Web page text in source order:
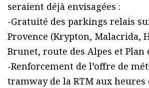
seraient déjà envisagées :
-Gratuité des parkings relais
Provence (Krypton, Malacrida,
Brunet, route des Alpes et Plan
-Renforcement de l’offre de
tramway de la RTM aux heures